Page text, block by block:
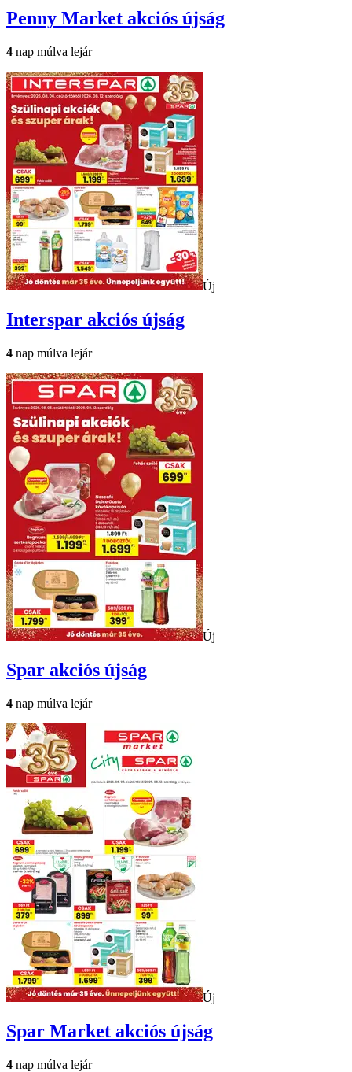
Penny Market akciós újság
4 nap múlva lejár
Új
Interspar akciós újság
4 nap múlva lejár
Új
Spar akciós újság
4 nap múlva lejár
Új
Spar Market akciós újság
4 nap múlva lejár